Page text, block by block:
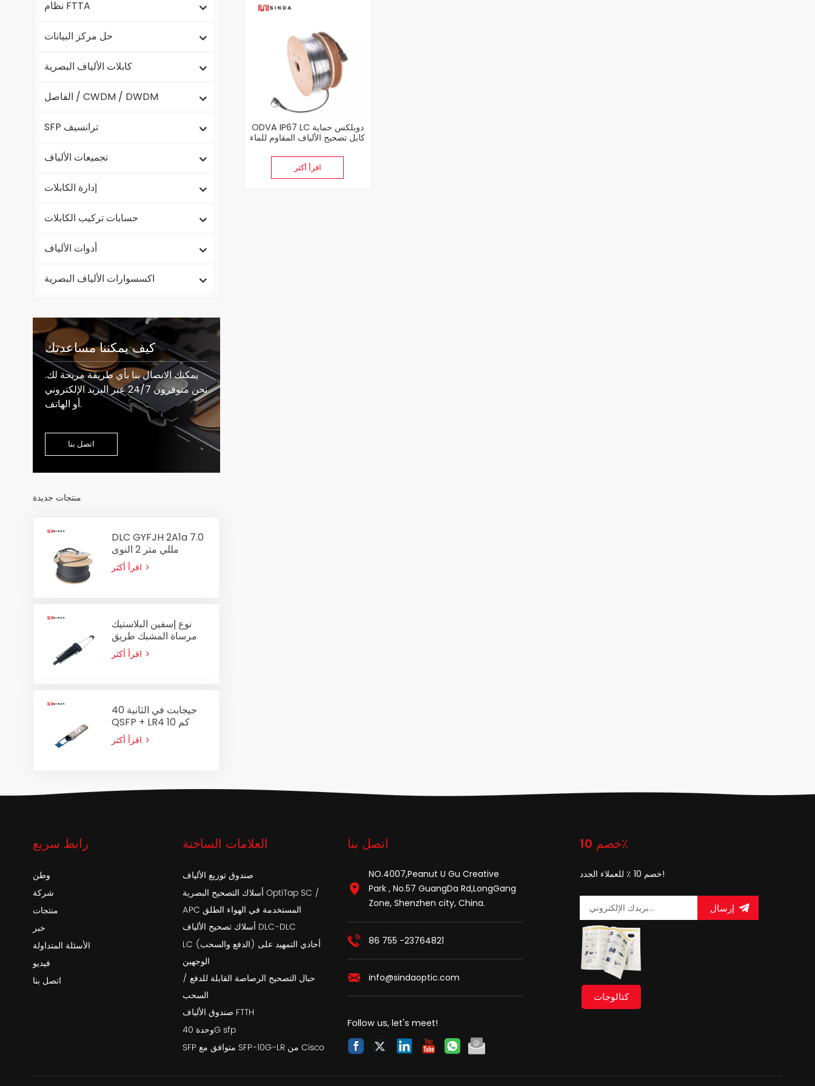
نظام FTTA
حل مركز البيانات
كابلات الألياف البصرية
الفاصل / CWDM / DWDM
SFP ترانسيف
تجميعات الألياف
إدارة الكابلات
حسابات تركيب الكابلات
أدوات الألياف
اكسسوارات الألياف البصرية
كيف يمكننا مساعدتك
يمكنك الاتصال بنا بأي طريقة مريحة لك.
نحن متوفرون 24/7 عبر البريد الإلكتروني
أو الهاتف.
اتصل بنا
منتجات جديدة
DLC GYFJH 2A1a 7.0
مللي متر 2 النوى
الكابلات البصرية الجمعية
في الهواء الطلق الألياف
نوع إسفين البلاستيك
مرساة المشبك طريق
مسدود المشبك
PA2000 لكابل ADSS
40 جيجابت في الثانية
QSFP + LR4 10 كم
جهاز الإرسال والاستقبال
البصري
ODVA IP67 LC دوبلكس حماية
كابل تصحيح الألياف المقاوم للماء
اقرأ أكثر
رابط سريع
وطن
شركة
منتجات
خبر
الأسئلة المتداولة
فيديو
اتصل بنا
العلامات الساخنة
صندوق توزيع الألياف
أسلاك التصحيح البصرية OptiTap SC /
APC المستخدمة في الهواء الطلق
أسلاك تصحيح الألياف DLC-DLC
LC (الدفع والسحب) أحادي التمهيد على
الوجهين
حبال التصحيح الرصاصة القابلة للدفع /
السحب
صندوق الألياف FTTH
وحدة 40G sfp
SFP متوافق مع SFP-10G-LR من Cisco
اتصل بنا
NO.4007,Peanut U Gu Creative
Park , No.57 GuangDa Rd,LongGang
Zone, Shenzhen city, China.
86 755 -23764821
info@sindaoptic.com
Follow us, let's meet!
خصم 10٪
خصم 10 ٪ للعملاء الجدد!
إرسال
كتالوجات